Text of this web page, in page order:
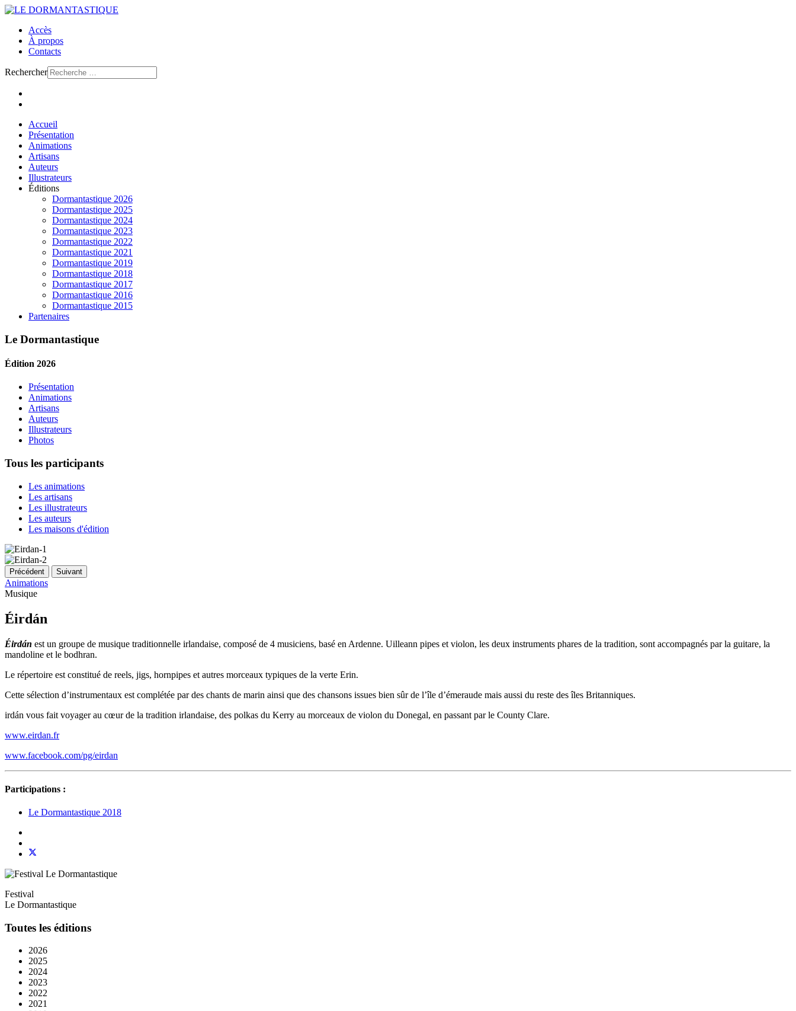
Accès
À propos
Contacts
Rechercher
Accueil
Présentation
Animations
Artisans
Auteurs
Illustrateurs
Éditions
Dormantastique 2026
Dormantastique 2025
Dormantastique 2024
Dormantastique 2023
Dormantastique 2022
Dormantastique 2021
Dormantastique 2019
Dormantastique 2018
Dormantastique 2017
Dormantastique 2016
Dormantastique 2015
Partenaires
Le Dormantastique
Édition 2026
Présentation
Animations
Artisans
Auteurs
Illustrateurs
Photos
Tous les participants
Les animations
Les artisans
Les illustrateurs
Les auteurs
Les maisons d'édition
Précédent Suivant
Animations
Musique
Éirdán
Éirdán est un groupe de musique traditionnelle irlandaise, composé de 4 musiciens, basé en Ardenne. Uilleann pipes et violon, les deux instruments phares de la tradition, sont accompagnés par la guitare, la
mandoline et le bodhran.
Le répertoire est constitué de reels, jigs, hornpipes et autres morceaux typiques de la verte Erin.
Cette sélection d’instrumentaux est complétée par des chants de marin ainsi que des chansons issues bien sûr de l’île d’émeraude mais aussi du reste des îles Britanniques.
irdán vous fait voyager au cœur de la tradition irlandaise, des polkas du Kerry au morceaux de violon du Donegal, en passant par le County Clare.
www.eirdan.fr
www.facebook.com/pg/eirdan
Participations :
Le Dormantastique 2018
Festival
Le Dormantastique
Toutes les éditions
2026
2025
2024
2023
2022
2021